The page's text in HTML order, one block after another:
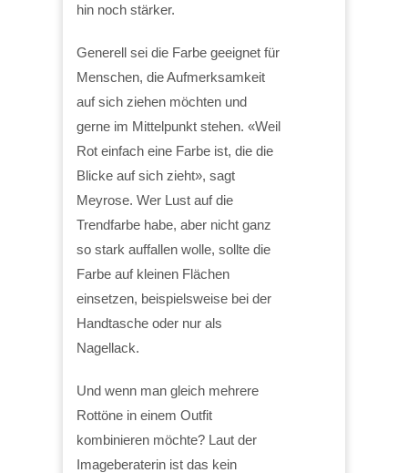
hin noch stärker.
Generell sei die Farbe geeignet für
Menschen, die Aufmerksamkeit
auf sich ziehen möchten und
gerne im Mittelpunkt stehen. «Weil
Rot einfach eine Farbe ist, die die
Blicke auf sich zieht», sagt
Meyrose. Wer Lust auf die
Trendfarbe habe, aber nicht ganz
so stark auffallen wolle, sollte die
Farbe auf kleinen Flächen
einsetzen, beispielsweise bei der
Handtasche oder nur als
Nagellack.
Und wenn man gleich mehrere
Rottöne in einem Outfit
kombinieren möchte? Laut der
Imageberaterin ist das kein